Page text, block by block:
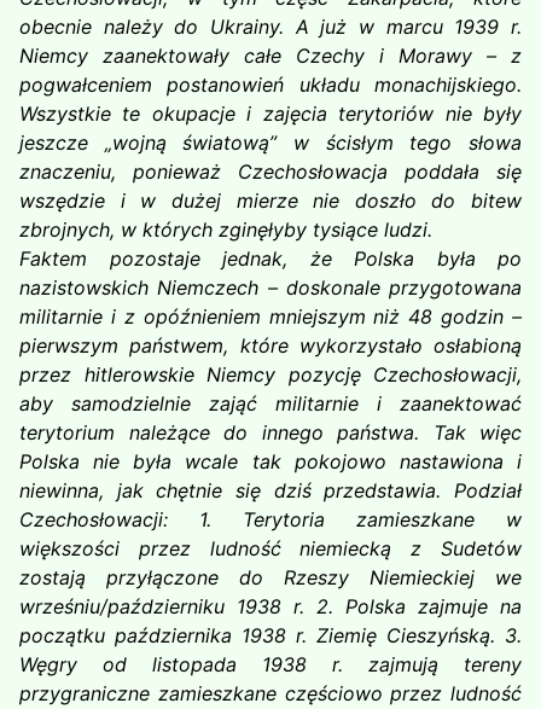
obecnie należy do Ukrainy. A już w marcu 1939 r.
Niemcy zaanektowały całe Czechy i Morawy – z
pogwałceniem postanowień układu monachijskiego.
Wszystkie te okupacje i zajęcia terytoriów nie były
jeszcze „wojną światową” w ścisłym tego słowa
znaczeniu, ponieważ Czechosłowacja poddała się
wszędzie i w dużej mierze nie doszło do bitew
zbrojnych, w których zginęłyby tysiące ludzi.
Faktem pozostaje jednak, że Polska była po
nazistowskich Niemczech – doskonale przygotowana
militarnie i z opóźnieniem mniejszym niż 48 godzin –
pierwszym państwem, które wykorzystało osłabioną
przez hitlerowskie Niemcy pozycję Czechosłowacji,
aby samodzielnie zająć militarnie i zaanektować
terytorium należące do innego państwa. Tak więc
Polska nie była wcale tak pokojowo nastawiona i
niewinna, jak chętnie się dziś przedstawia. Podział
Czechosłowacji: 1. Terytoria zamieszkane w
większości przez ludność niemiecką z Sudetów
zostają przyłączone do Rzeszy Niemieckiej we
wrześniu/październiku 1938 r. 2. Polska zajmuje na
początku października 1938 r. Ziemię Cieszyńską. 3.
Węgry od listopada 1938 r. zajmują tereny
przygraniczne zamieszkane częściowo przez ludność